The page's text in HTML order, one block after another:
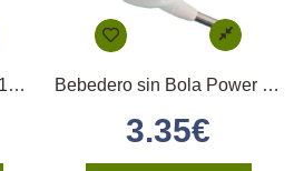
Bebedero sin Bola Plus 150 cc B/A STA Bebedero sin Bola Power 200 cc B/A STA
3.35€